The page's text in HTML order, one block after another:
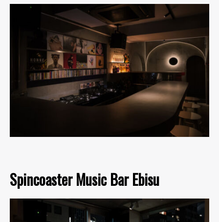
Spincoaster Music Bar Ebisu